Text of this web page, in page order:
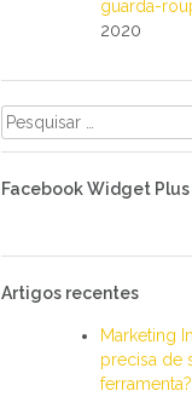
guarda-
2020
Pesquisar
por:
Facebook Widget Plus
Artigos recentes
Marketing
precisa de
ferramenta?